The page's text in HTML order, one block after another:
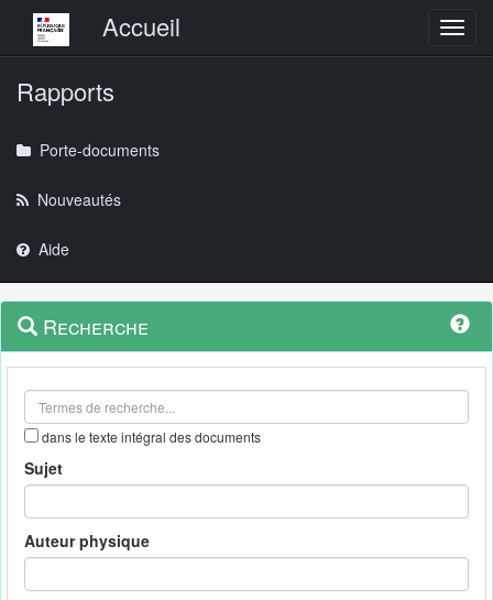
Menu principalAccueil
Rapports
Porte-documents
Nouveautés
Aide
Navigation
outils
Menu
contextuel
Recherche
dans le texte intégral des documents
Sujet
Auteur physique